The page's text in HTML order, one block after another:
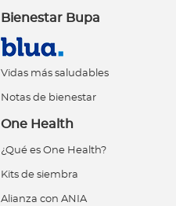
Bienestar Bupa
Vidas más saludables
Notas de bienestar
One Health
¿Qué es One Health?
Kits de siembra
Alianza con ANIA